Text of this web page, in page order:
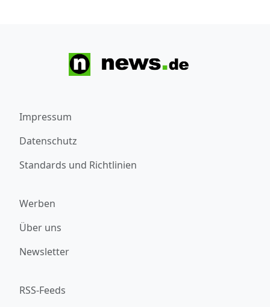
Impressum
Datenschutz
Standards und Richtlinien
Werben
Über uns
Newsletter
RSS-Feeds